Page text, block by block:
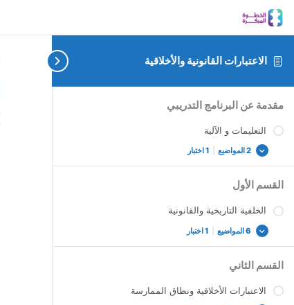
الاعتبارات القانونية والأخلاقية
مقدمة عن البرنامج التدريبي
التعليمات و الآلية
عرض
الكل
التعليمات
و
2 المواضيع
القسم الأول
الخلفية التاريخية والقانونية
عرض
الكل
الخلفية
التاريخية
6 المواضيع
القسم الثاني
الاعتبارات الأخلاقية ونطاق الممارسة
عرض
الكل
الاعتبارات
الأخلاقية
الممارسة
عرض
الكل
دعم
السلوك
إخفاء
التدريب
والإشراف
عرض
الكل
الاختبار
النهائي
السادس